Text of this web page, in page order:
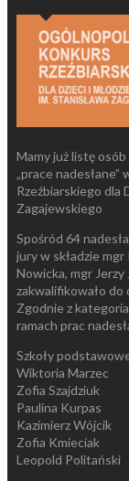
Mamy już listę
„prace
Rzeźbiarskiego dla
Zagajewskiego
Spośród 64
jury w składzie
Nowicka, mgr
zakwalifikowało
Zgodnie z
ramach prac
Szkoły
Wiktoria Marzec
Zofia Szajdziuk
Paulina Kurpas
Kazimierz Wójcik
Zofia Kmieciak
Leopold Politański